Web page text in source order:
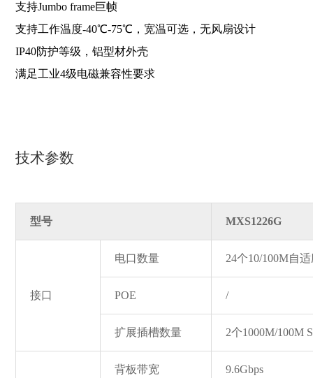
支持Jumbo frame巨帧
支持工作温度-40℃-75℃，宽温可选，无风扇设计
IP40防护等级，铝型材外壳
满足工业4级电磁兼容性要求
技术参数
型号 MXS1226G
接口
电口数量 24个10/100M自
POE /
扩展插槽数量 2个1000M/100M
背板带宽 9.6Gbps